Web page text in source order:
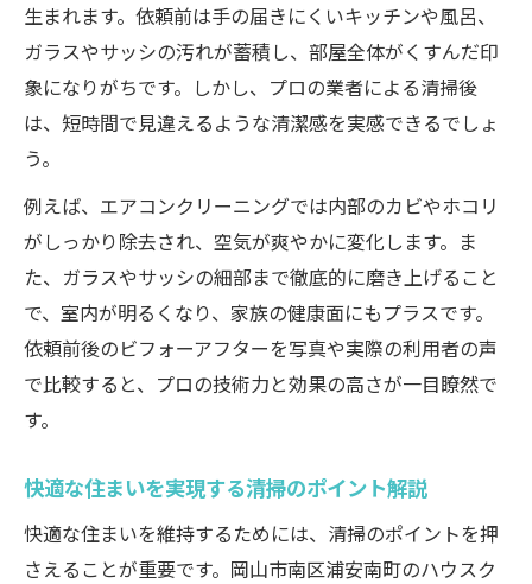
生まれます。依頼前は手の届きにくいキッチンや風呂、
ガラスやサッシの汚れが蓄積し、部屋全体がくすんだ印
象になりがちです。しかし、プロの業者による清掃後
は、短時間で見違えるような清潔感を実感できるでしょ
う。
例えば、エアコンクリーニングでは内部のカビやホコリ
がしっかり除去され、空気が爽やかに変化します。ま
た、ガラスやサッシの細部まで徹底的に磨き上げること
で、室内が明るくなり、家族の健康面にもプラスです。
依頼前後のビフォーアフターを写真や実際の利用者の声
で比較すると、プロの技術力と効果の高さが一目瞭然で
す。
快適な住まいを実現する清掃のポイント解説
快適な住まいを維持するためには、清掃のポイントを押
さえることが重要です。岡山市南区浦安南町のハウスク